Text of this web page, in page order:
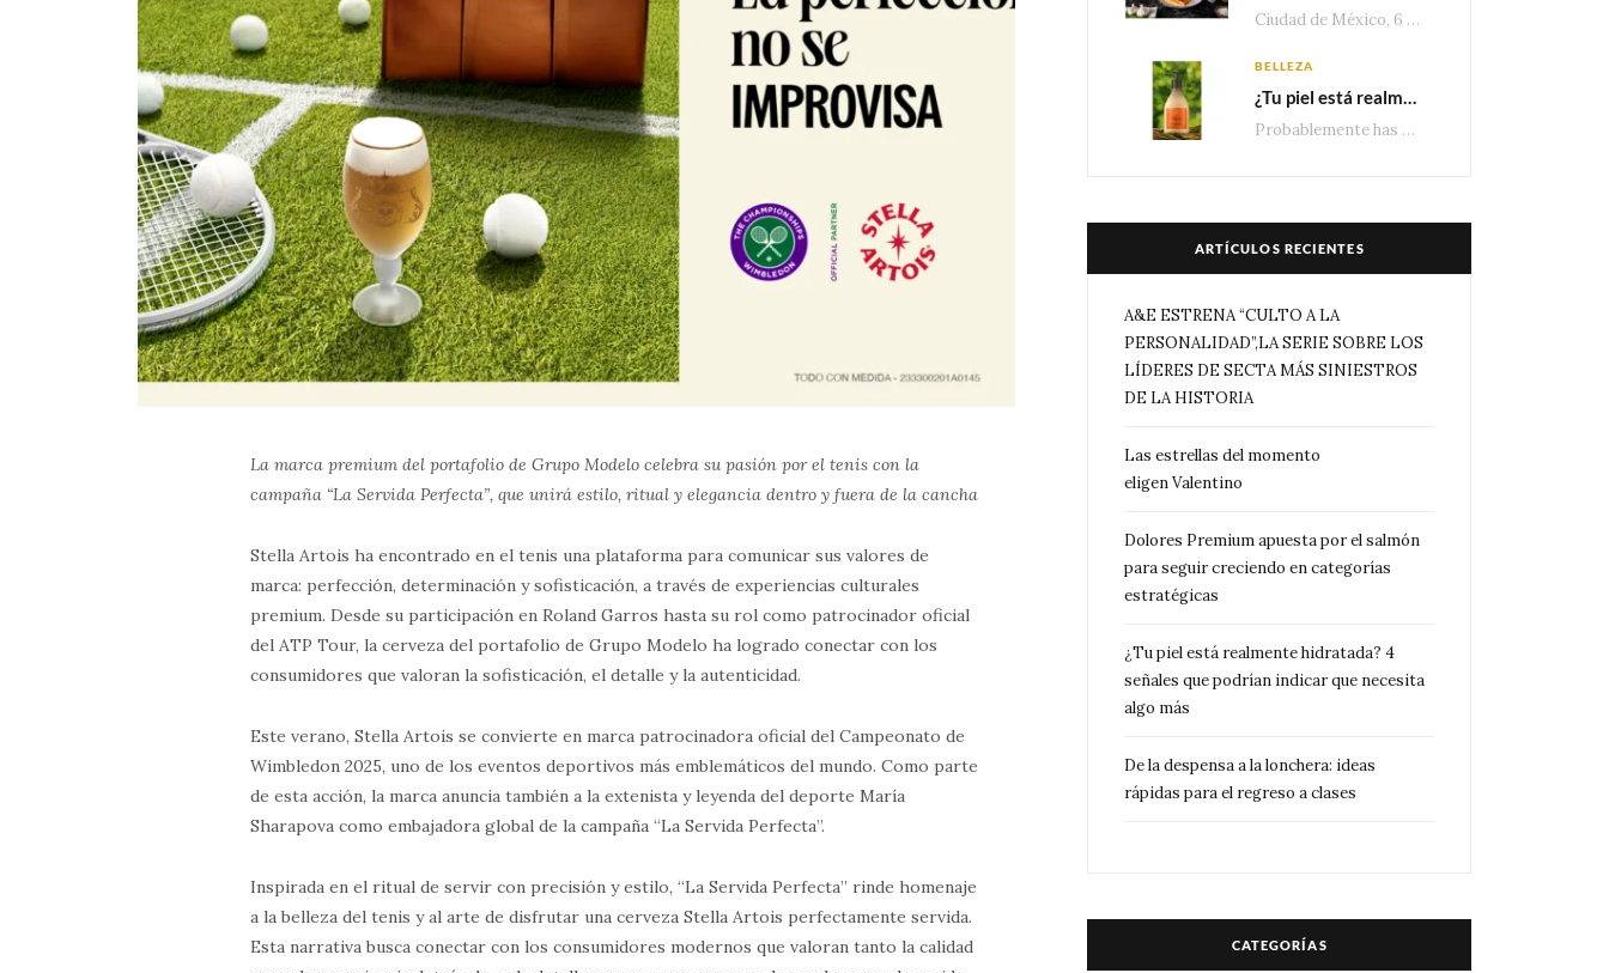
La marca premium del portafolio de Grupo Modelo celebra su pasión por el tenis con la
campaña “La Servida Perfecta”, que unirá estilo, ritual y elegancia dentro y fuera de la cancha
Stella Artois ha encontrado en el tenis una plataforma para comunicar sus valores de
marca: perfección, determinación y sofisticación, a través de experiencias culturales
premium. Desde su participación en Roland Garros hasta su rol como patrocinador oficial
del ATP Tour, la cerveza del portafolio de Grupo Modelo ha logrado conectar con los
consumidores que valoran la sofisticación, el detalle y la autenticidad.
Este verano, Stella Artois se convierte en marca patrocinadora oficial del Campeonato de
Wimbledon 2025, uno de los eventos deportivos más emblemáticos del mundo. Como parte
de esta acción, la marca anuncia también a la extenista y leyenda del deporte María
Sharapova como embajadora global de la campaña “La Servida Perfecta”.
Inspirada en el ritual de servir con precisión y estilo, “La Servida Perfecta” rinde homenaje
a la belleza del tenis y al arte de disfrutar una cerveza Stella Artois perfectamente servida.
Esta narrativa busca conectar con los consumidores modernos que valoran tanto la calidad
Ciudad de México, 6 de agosto de 2026.— Con una producción de 2.17 millones de…
BELLEZA
¿Tu piel está realmente hidratada? 4 señales que podrían indicar que necesita algo más
Probablemente has escuchado que el cuidado e hidratación corporal se suele asociar únicamente con una…
ARTÍCULOS RECIENTES
A&E ESTRENA “CULTO A LA
PERSONALIDAD”,LA SERIE SOBRE LOS
LÍDERES DE SECTA MÁS SINIESTROS
DE LA HISTORIA
Las estrellas del momento
eligen Valentino
Dolores Premium apuesta por el salmón
para seguir creciendo en categorías
estratégicas
¿Tu piel está realmente hidratada? 4
señales que podrían indicar que necesita
algo más
De la despensa a la lonchera: ideas
rápidas para el regreso a clases
CATEGORÍAS